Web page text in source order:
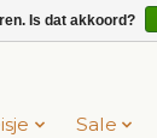
Sale
Is dat akkoord?